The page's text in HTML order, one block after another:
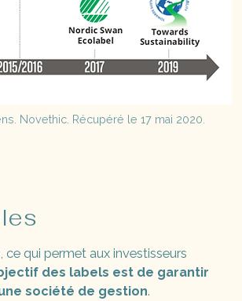
Novethic. Récupéré le 17 mai 2020.
qui permet aux investisseurs
des labels est de garantir
société de gestion.